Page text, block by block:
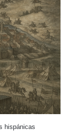
hispánicas